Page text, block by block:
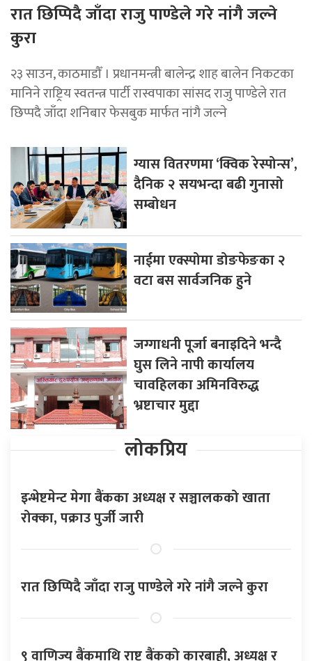
रात छिप्पिदै जाँदा राजु पाण्डेले गरे नांगै जल्ने
कुरा
२३ साउन, काठमाडौँ । प्रधानमन्त्री बालेन्द्र शाह बालेन निकटका
मानिने राष्ट्रिय स्वतन्त्र पार्टी रास्वपाका सांसद राजु पाण्डेले रात
छिप्पदै जाँदा शनिबार फेसबुक मार्फत नांगै जल्ने
ग्यास वितरणमा ‘क्विक रेस्पोन्स’,
दैनिक २ सयभन्दा बढी गुनासो
सम्बोधन
नाईमा एक्स्पोमा डोङफेङका २
वटा बस सार्वजनिक हुने
जग्गाधनी पूर्जा बनाइदिने भन्दै
घुस लिने नापी कार्यालय
चावहिलका अमिनविरुद्ध
भ्रष्टाचार मुद्दा
लोकप्रिय
इन्भेष्टमेन्ट मेगा बैंकका अध्यक्ष र सञ्चालकको खाता
रोक्का, पक्राउ पुर्जी जारी
रात छिप्पिदै जाँदा राजु पाण्डेले गरे नांगै जल्ने कुरा